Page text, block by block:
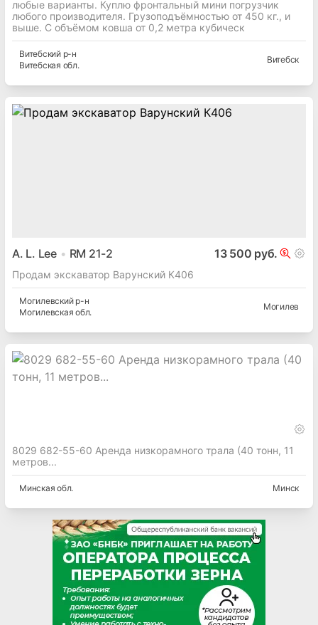
любые варианты. Куплю фронтальный мини погрузчик
любого производителя. Грузоподъёмностью от 450 кг., и
выше. С объёмом ковша от 0,2 метра кубическ
Витебскийр-н
Витебская обл.
Витебск
A. L. Lee RM 21-2 13 500 руб.
Продам экскаватор Варунский К406
Могилевскийр-н
Могилевская обл.
Могилев
8029 682-55-60 Аренда низкорамного трала (40 тонн, 11
метров...
Минская обл. Минск